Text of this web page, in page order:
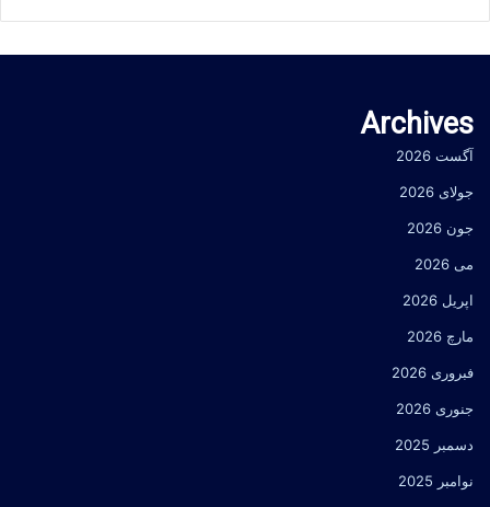
Archives
آگست 2026
جولای 2026
جون 2026
می 2026
اپریل 2026
مارچ 2026
فبروری 2026
جنوری 2026
دسمبر 2025
نوامبر 2025